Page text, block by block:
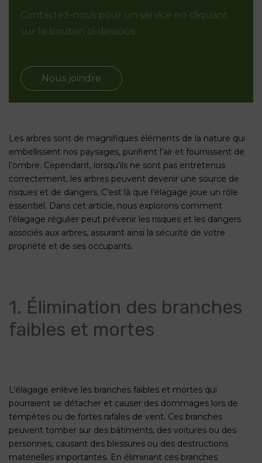
Contactez-nous pour un service en cliquant
sur le bouton ci-dessous.
Nous joindre
Les arbres sont de magnifiques éléments de la nature qui
embellissent nos paysages, purifient l’air et fournissent de
l’ombre. Cependant, lorsqu’ils ne sont pas entretenus
correctement, les arbres peuvent devenir une source de
risques et de dangers. C’est là que l’élagage joue un rôle
essentiel. Dans cet article, nous explorons comment
l’élagage régulier peut prévenir les risques et les dangers
associés aux arbres, assurant ainsi la sécurité de votre
propriété et de ses occupants.
1. Élimination des branches
faibles et mortes
L’élagage enlève les branches faibles et mortes qui
pourraient se détacher et causer des dommages lors de
tempêtes ou de fortes rafales de vent. Ces branches
peuvent tomber sur des bâtiments, des voitures ou des
personnes, causant des blessures ou des destructions
matérielles importantes. En éliminant ces branches